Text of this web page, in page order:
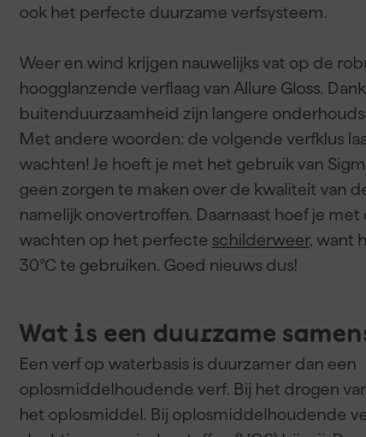
ook het perfecte duurzame verfsysteem.
Weer en wind krijgen nauwelijks vat op de
hoogglanzende verflaag van Allure Gloss.
buitenduurzaamheid zijn langere
Met andere woorden: de volgende verfklus
wachten! Je hoeft je met het gebruik van
geen zorgen te maken over de kwaliteit van
namelijk onovertroffen. Daarnaast hoef je
wachten op het perfecte schilderweer, want
30°C te gebruiken. Goed nieuws dus!
Wat is een duurzame
Een verf op waterbasis is duurzamer dan een
oplosmiddelhoudende verf. Bij het drogen
het oplosmiddel. Bij oplosmiddelhoudende